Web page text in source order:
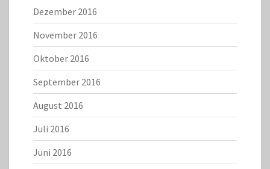
Dezember 2016
November 2016
Oktober 2016
September 2016
August 2016
Juli 2016
Juni 2016